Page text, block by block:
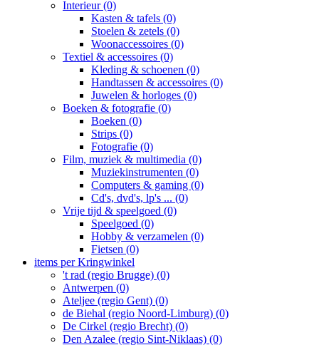
Interieur (0)
Kasten & tafels (0)
Stoelen & zetels (0)
Woonaccessoires (0)
Textiel & accessoires (0)
Kleding & schoenen (0)
Handtassen & accessoires (0)
Juwelen & horloges (0)
Boeken & fotografie (0)
Boeken (0)
Strips (0)
Fotografie (0)
Film, muziek & multimedia (0)
Muziekinstrumenten (0)
Computers & gaming (0)
Cd's, dvd's, lp's ... (0)
Vrije tijd & speelgoed (0)
Speelgoed (0)
Hobby & verzamelen (0)
Fietsen (0)
items per Kringwinkel
't rad (regio Brugge) (0)
Antwerpen (0)
Ateljee (regio Gent) (0)
de Biehal (regio Noord-Limburg) (0)
De Cirkel (regio Brecht) (0)
Den Azalee (regio Sint-Niklaas) (0)